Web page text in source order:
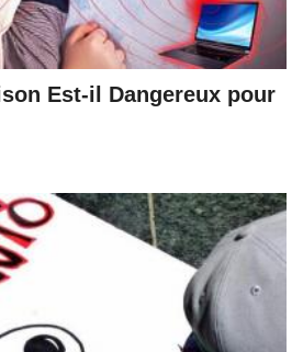
Est-il Dangereux pour